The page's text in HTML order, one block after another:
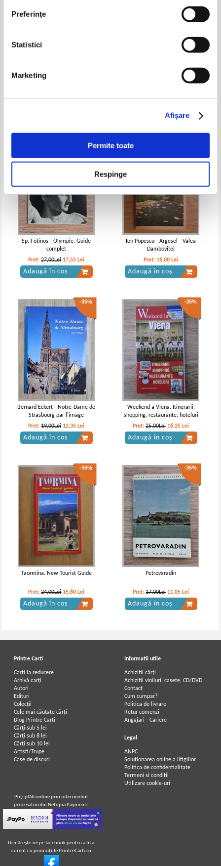
Preferinţe
Statistici
Marketing
Afişare
Permite toate
Respinge
Karin Dennerlohr - Nurnberg Stefan Zidarita - Ghid Suceava
Sp. Fotinos - Olympie. Guide
complet
Pret:27,00Lei 17,55 Lei
Adaugă în coș
Ion Popescu - Argesel - Valea
Dambovitei
Pret: 16,00 Lei
Adaugă în coș
-35%
Bernard Eckert - Notre-Dame de
Strasbourg par l'image
Pret:19,00Lei 12,35 Lei
Adaugă în coș
-35%
Weekend a Viena. Itinerarii,
shopping, restaurante, hoteluri
Pret:25,00Lei 16,25 Lei
Adaugă în coș
-35%
Taormina. New Tourist Guide
Pret:24,00Lei 15,60 Lei
Adaugă în coș
-35%
Petrovaradin
Pret:17,00Lei 11,05 Lei
Adaugă în coș
Printre Carti
Carți la reducere
Arhivă carți
Autori
Edituri
Colecții
Cele mai căutate cărți
Blog Printre Carti
Cărţi sub 5 lei
Cărţi sub 8 lei
Cărţi sub 10 lei
Artiști/Trupe
Case de discuri
Informatii utile
Achizitii cărți
Achizitii viniluri, casete, CD/DVD
Contact
Cum cumpar?
Politica de livrare
Retur comenzi
Angajari - Cariere
Legal
ANPC
Soluționarea online a litigiilor
Politica de confidentialitate
Termeni si conditii
Utilizare cookie-uri
Poţi plăti online prin intermediul
procesatorului Netopia Payments
Urmăreşte-ne pe facebook pentru a fi la
curent cu promoţiile PrintreCarti.ro